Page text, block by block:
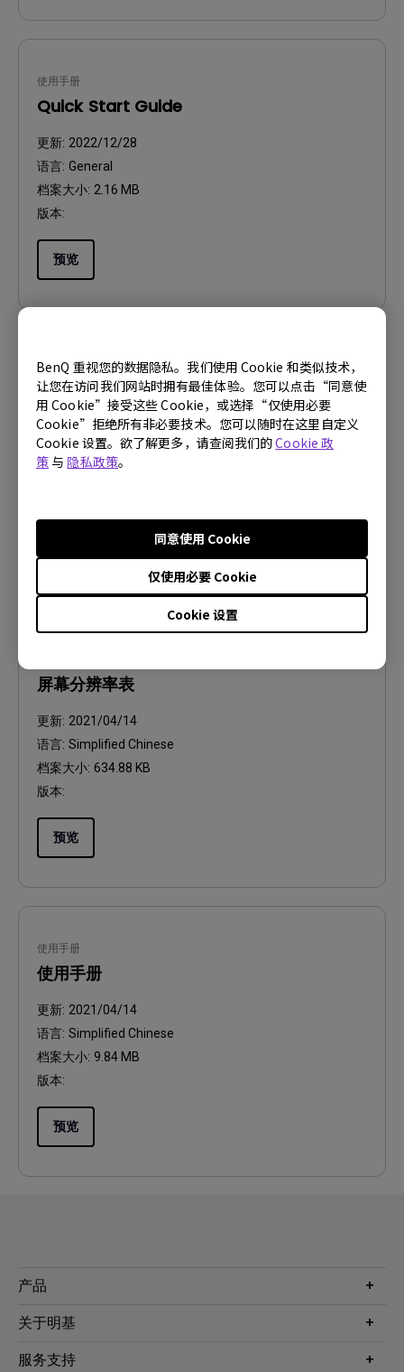
BenQ 重视您的数据隐私。我们使用 Cookie 和类似技术，
让您在访问我们网站时拥有最佳体验。您可以点击“同意使
用 Cookie”接受这些 Cookie，或选择“仅使用必要
Cookie”拒绝所有非必要技术。您可以随时在这里自定义
Cookie 设置。欲了解更多，请查阅我们的Cookie 政
策 与 隐私政策。
Cookie 设置
仅使用必要 Cookie
同意使用 Cookie
使用手册
Quick Start Guide
更新: 2022/12/28
语言: General
档案大小: 2.16 MB
版本:
预览
使用手册
Regulatory Statements
更新:2026/07/09
语言:General
屏幕分辨率表
更新: 2021/04/14
语言: Simplified Chinese
档案大小: 634.88 KB
版本:
预览
使用手册
使用手册
更新: 2021/04/14
语言: Simplified Chinese
档案大小: 9.84 MB
版本:
预览
产品
投影机
WiT智能灯
关于明基
公司简介
服务支持